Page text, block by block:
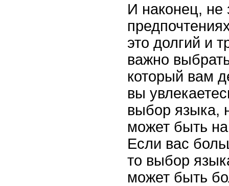
И наконец, не
это долгий и
важно
который вам
вы
выбор языка,
может быть
Если вас
то выбор
может быть